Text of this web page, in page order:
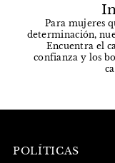
Para mujeres
determinación,
Encuentra el
confianza y los
POLÍTICAS